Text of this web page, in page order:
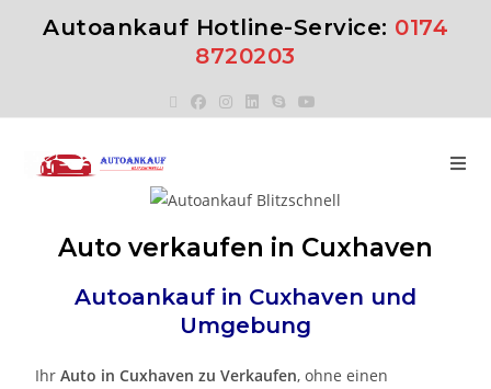
Autoankauf Hotline-Service: 0174
8720203
Auto verkaufen in Cuxhaven
Autoankauf in Cuxhaven und
Umgebung
IhrAuto inCuxhavenzuVerkaufen, ohne einen